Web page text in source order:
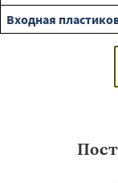
Входная